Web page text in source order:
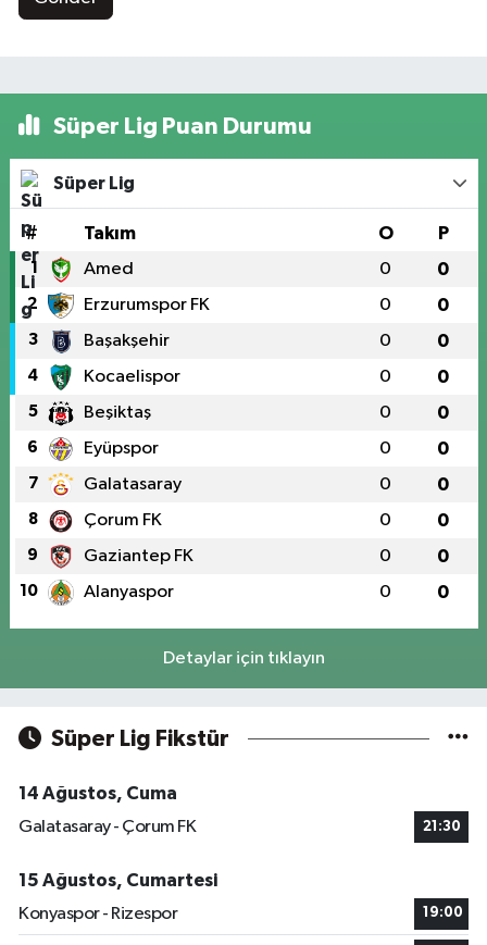
Süper Lig Puan Durumu
Süper Lig
# Takım O P
1 Amed 0 0
2 Erzurumspor FK 0 0
3 Başakşehir 0 0
4 Kocaelispor 0 0
5 Beşiktaş 0 0
6 Eyüpspor 0 0
7 Galatasaray 0 0
8 Çorum FK 0 0
9 Gaziantep FK 0 0
10 Alanyaspor 0 0
Detaylar için tıklayın
Süper Lig Fikstür
14 Ağustos, Cuma
Galatasaray - Çorum FK
21:30
15 Ağustos, Cumartesi
Konyaspor - Rizespor
19:00